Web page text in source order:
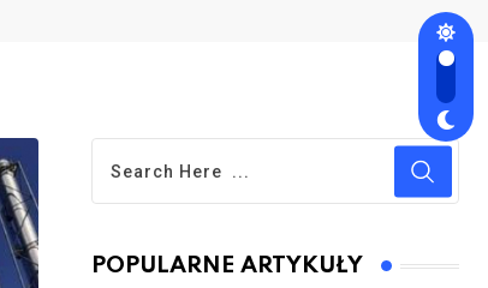
POPULARNE ARTYKUŁY